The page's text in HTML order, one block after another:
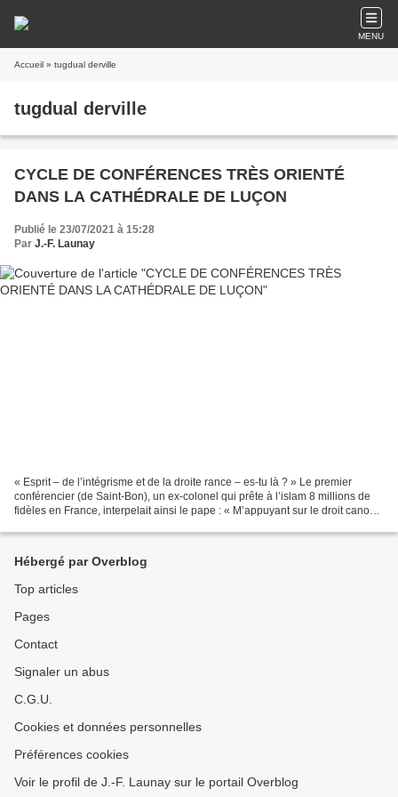
MENU
Accueil » tugdual derville
tugdual derville
CYCLE DE CONFÉRENCES TRÈS ORIENTÉ
DANS LA CATHÉDRALE DE LUÇON
Publié le 23/07/2021 à 15:28
Par J.-F. Launay
« Esprit – de l’intégrisme et de la droite rance – es-tu là ? » Le premier
conférencier (de Saint-Bon), un ex-colonel qui prête à l’islam 8 millions de
fidèles en France, interpelait ainsi le pape : « M’appuyant sur le droit canon,
Hébergé par Overblog
Top articles
Pages
Contact
Signaler un abus
C.G.U.
Cookies et données personnelles
Préférences cookies
Voir le profil de J.-F. Launay sur le portail Overblog